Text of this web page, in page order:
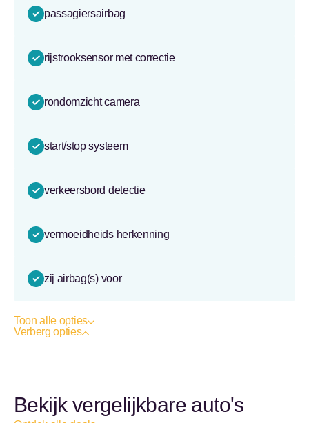
passagiersairbag
rijstrooksensor met correctie
rondomzicht camera
start/stop systeem
verkeersbord detectie
vermoeidheids herkenning
zij airbag(s) voor
Toon alle opties
Verberg opties
Bekijk vergelijkbare auto's